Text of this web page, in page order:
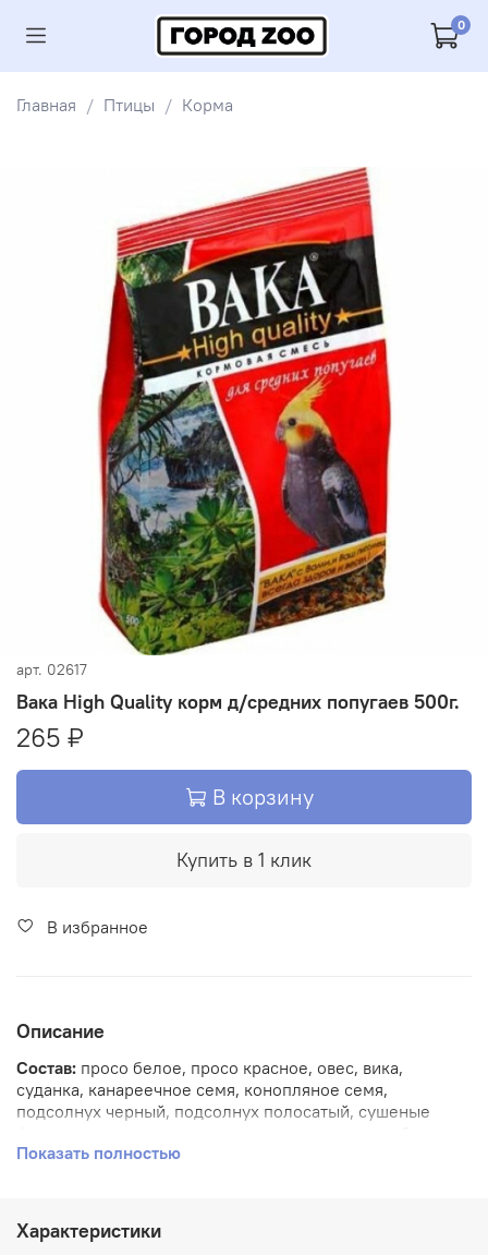
0
Главная Птицы Корма
арт. 02617
Вака High Quality корм д/средних попугаев 500г.
265 ₽
В корзину
Купить в 1 клик
В избранное
Описание
Состав: просо белое, просо красное, овес, вика,
суданка, канареечное семя, конопляное семя,
подсолнух черный, подсолнух полосатый, сушеные
Показать полностью
Характеристики